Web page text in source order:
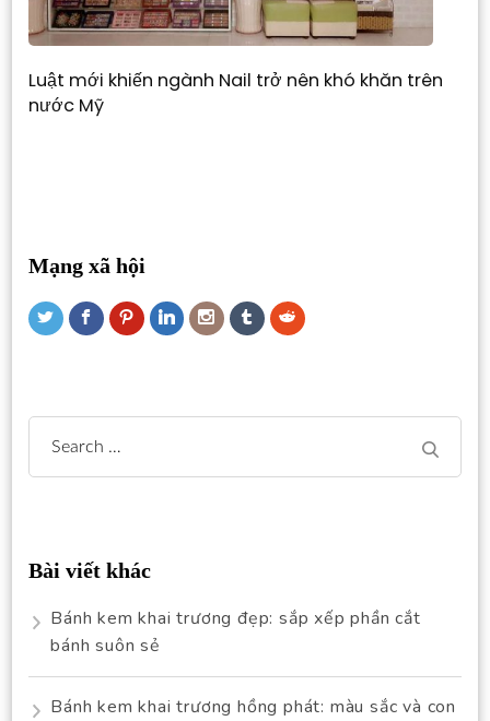
Luật mới khiến ngành Nail trở nên khó khăn trên
nước Mỹ
Mạng xã hội
Search
for:
Bài viết khác
Bánh kem khai trương đẹp: sắp xếp phần cắt
bánh suôn sẻ
Bánh kem khai trương hồng phát: màu sắc và con